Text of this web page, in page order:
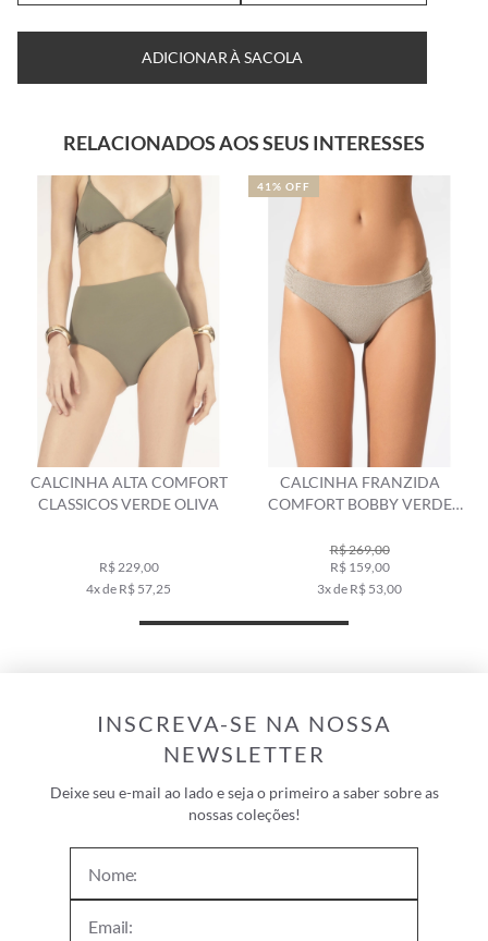
ADICIONAR À SACOLA
RELACIONADOS AOS SEUS INTERESSES
CALCINHA ALTA COMFORT
CLASSICOS VERDE OLIVA
R$ 229,00
4x de R$ 57,25
CALCINHA FRANZIDA
COMFORT BOBBY VERDE
R$ 269,00
R$ 159,00
3x de R$ 53,00
41% OFF
INSCREVA-SE NA NOSSA
NEWSLETTER
Deixe seu e-mail ao lado e seja o primeiro a saber sobre as
nossas coleções!